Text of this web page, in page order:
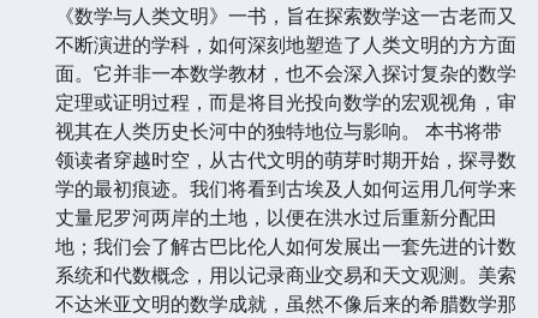
《数学与人类文明》一书，旨在探索数学这一古老而又
不断演进的学科，如何深刻地塑造了人类文明的方方面
面。它并非一本数学教材，也不会深入探讨复杂的数学
定理或证明过程，而是将目光投向数学的宏观视角，审
视其在人类历史长河中的独特地位与影响。 本书将带
领读者穿越时空，从古代文明的萌芽时期开始，探寻数
学的最初痕迹。我们将看到古埃及人如何运用几何学来
丈量尼罗河两岸的土地，以便在洪水过后重新分配田
地；我们会了解古巴比伦人如何发展出一套先进的计数
系统和代数概念，用以记录商业交易和天文观测。美索
不达米亚文明的数学成就，虽然不像后来的希腊数学那